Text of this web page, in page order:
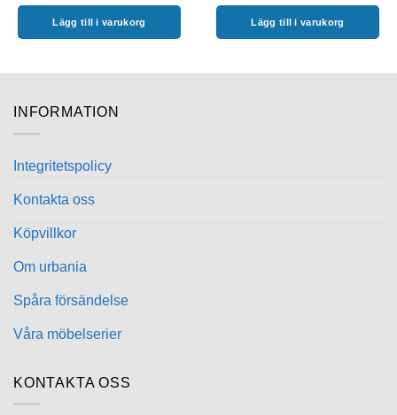
Lägg till i varukorg Lägg till i varukorg
INFORMATION
Integritetspolicy
Kontakta oss
Köpvillkor
Om urbania
Spåra försändelse
Våra möbelserier
KONTAKTA OSS